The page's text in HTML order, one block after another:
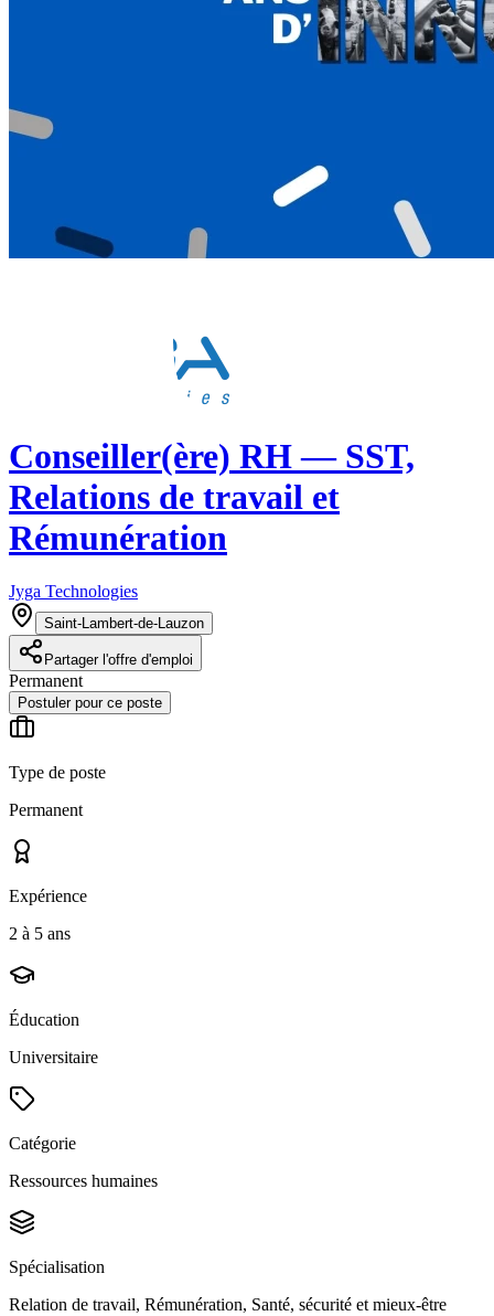
Conseiller(ère) RH — SST,
Relations de travail et
Rémunération
Jyga Technologies
Saint-Lambert-de-Lauzon
Partager l'offre d'emploi
Permanent
Postuler pour ce poste
Type de poste
Permanent
Expérience
2 à 5 ans
Éducation
Universitaire
Catégorie
Ressources humaines
Spécialisation
Relation de travail, Rémunération, Santé, sécurité et mieux-être